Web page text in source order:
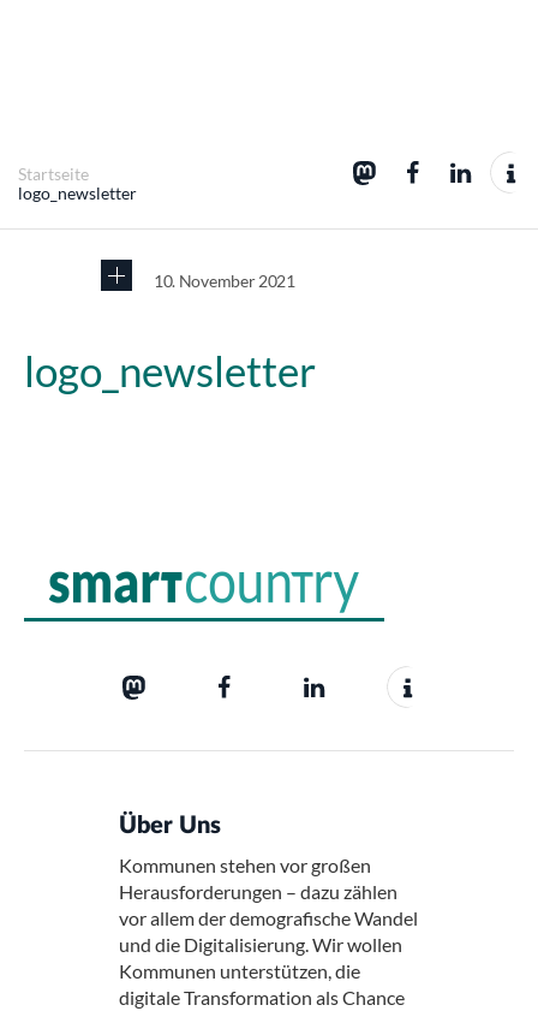
Startseite
logo_newsletter
10. November 2021
logo_newsletter
Über Uns
Kommunen stehen vor großen
Herausforderungen – dazu zählen
vor allem der demografische Wandel
und die Digitalisierung. Wir wollen
Kommunen unterstützen, die
digitale Transformation als Chance